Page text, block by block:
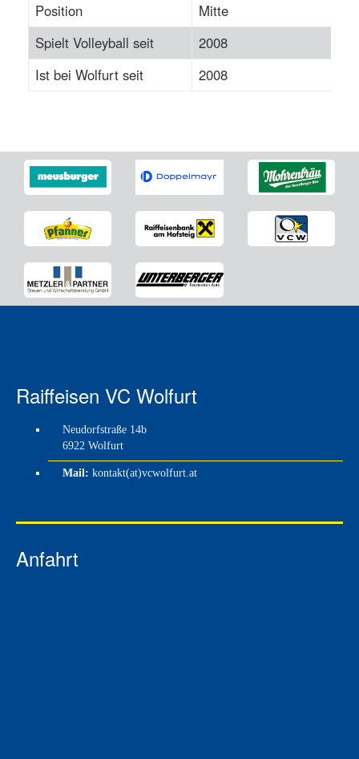
Position
Mitte
Spielt Volleyball seit
2008
Ist bei Wolfurt seit
2008
Raiffeisen VC Wolfurt
Neudorfstraße 14b
6922 Wolfurt
Mail: kontakt(at)vcwolfurt.at
Anfahrt